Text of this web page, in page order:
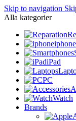
Skip to navigation
Alla kategorier
iphone
iPad
PC
Watch
Brands